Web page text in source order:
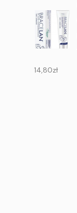
14,80zł